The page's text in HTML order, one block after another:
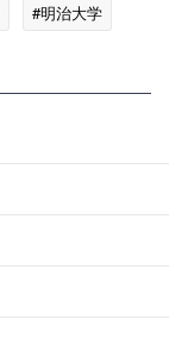
#明治大学